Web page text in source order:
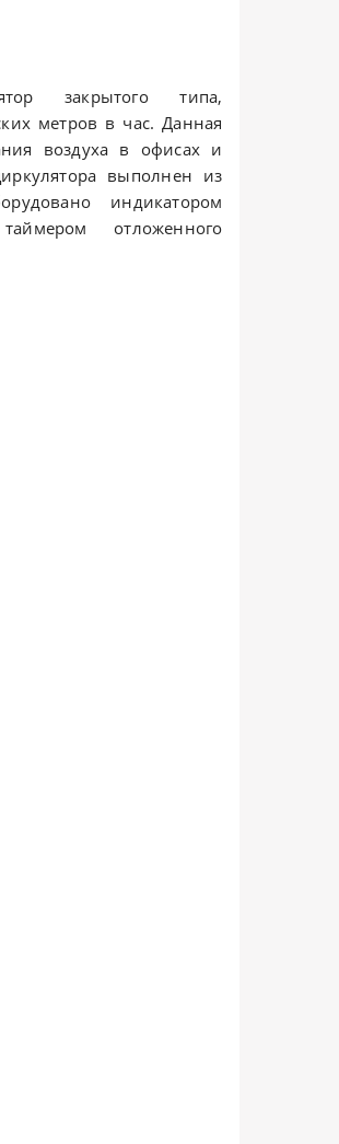
закрытого типа,
метров в час. Данная
воздуха в офисах и
выполнен из
индикатором
отложенного